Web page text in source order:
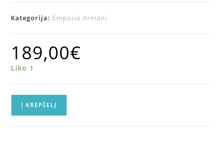
Kategorija: Emporio Armani
189,00€
Liko 1
Į KREPŠELĮ